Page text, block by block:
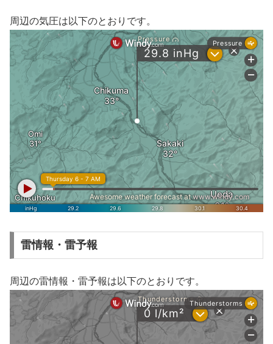
周辺の気圧は以下のとおりです。
雷情報・雷予報
周辺の雷情報・雷予報は以下のとおりです。